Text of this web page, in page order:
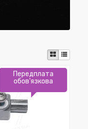
Передплата
обов'язкова